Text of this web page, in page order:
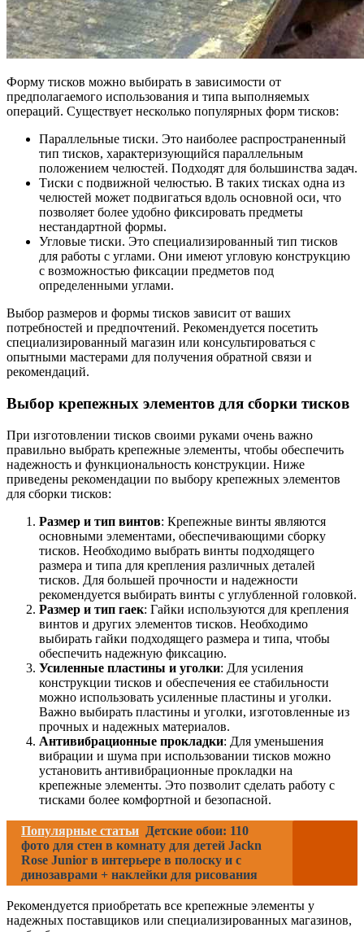
Форму тисков можно выбирать в зависимости от
предполагаемого использования и типа выполняемых
операций. Существует несколько популярных форм тисков:
Параллельные тиски. Это наиболее распространенный
тип тисков, характеризующийся параллельным
положением челюстей. Подходят для большинства задач.
Тиски с подвижной челюстью. В таких тисках одна из
челюстей может подвигаться вдоль основной оси, что
позволяет более удобно фиксировать предметы
нестандартной формы.
Угловые тиски. Это специализированный тип тисков
для работы с углами. Они имеют угловую конструкцию
с возможностью фиксации предметов под
определенными углами.
Выбор размеров и формы тисков зависит от ваших
потребностей и предпочтений. Рекомендуется посетить
специализированный магазин или консультироваться с
опытными мастерами для получения обратной связи и
рекомендаций.
Выбор крепежных элементов для сборки тисков
При изготовлении тисков своими руками очень важно
правильно выбрать крепежные элементы, чтобы обеспечить
надежность и функциональность конструкции. Ниже
приведены рекомендации по выбору крепежных элементов
для сборки тисков:
Размер и тип винтов: Крепежные винты являются
основными элементами, обеспечивающими сборку
тисков. Необходимо выбрать винты подходящего
размера и типа для крепления различных деталей
тисков. Для большей прочности и надежности
рекомендуется выбирать винты с углубленной головкой.
Размер и тип гаек: Гайки используются для крепления
винтов и других элементов тисков. Необходимо
выбирать гайки подходящего размера и типа, чтобы
обеспечить надежную фиксацию.
Усиленные пластины и уголки: Для усиления
конструкции тисков и обеспечения ее стабильности
можно использовать усиленные пластины и уголки.
Важно выбирать пластины и уголки, изготовленные из
прочных и надежных материалов.
Антивибрационные прокладки: Для уменьшения
вибрации и шума при использовании тисков можно
установить антивибрационные прокладки на
крепежные элементы. Это позволит сделать работу с
тисками более комфортной и безопасной.
Популярные статьи Детские обои: 110
фото для стен в комнату для детей Jackn
Rose Junior в интерьере в полоску и с
динозаврами + наклейки для рисования
Рекомендуется приобретать все крепежные элементы у
надежных поставщиков или специализированных магазинов,